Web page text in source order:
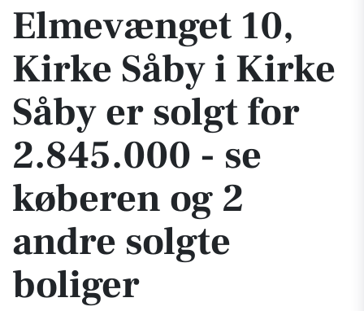
Elmevænget 10,
Kirke Såby i Kirke
Såby er solgt for
2.845.000 - se
køberen og 2
andre solgte
boliger